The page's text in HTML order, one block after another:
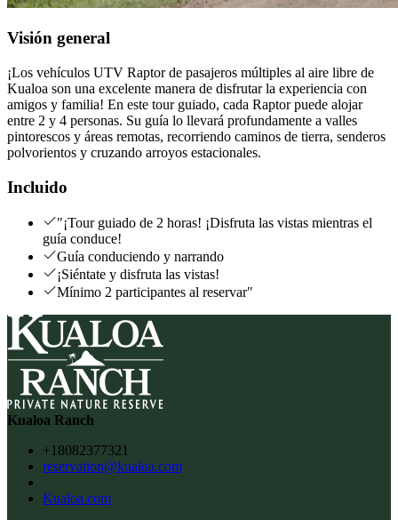
Visión general
¡Los vehículos UTV Raptor de pasajeros múltiples al aire libre de
Kualoa son una excelente manera de disfrutar la experiencia con
amigos y familia! En este tour guiado, cada Raptor puede alojar
entre 2 y 4 personas. Su guía lo llevará profundamente a valles
pintorescos y áreas remotas, recorriendo caminos de tierra, senderos
polvorientos y cruzando arroyos estacionales.
Incluido
"¡Tour guiado de 2 horas! ¡Disfruta las vistas mientras el
guía conduce!
Guía conduciendo y narrando
¡Siéntate y disfruta las vistas!
Mínimo 2 participantes al reservar"
Kualoa Ranch
+18082377321
reservation@kualoa.com
Kualoa.com